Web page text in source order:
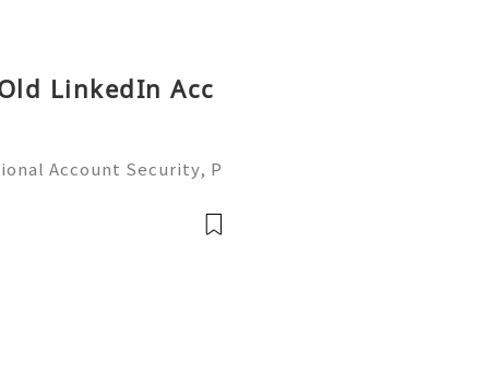
LinkedIn Acc
Account Security, P
24/7 Customer Suppo
7